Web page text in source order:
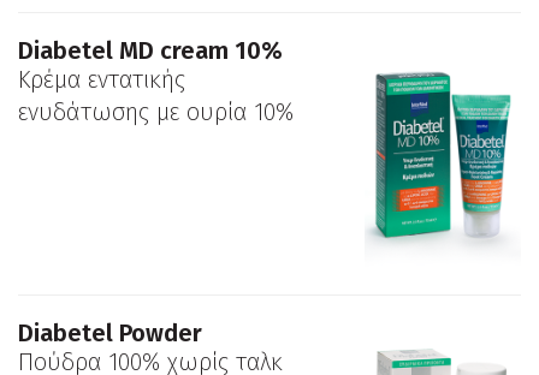
Diabetel MD cream 10%
Κρέμα εντατικής
ενυδάτωσης με ουρία 10%
Diabetel Powder
Πούδρα 100% χωρίς ταλκ